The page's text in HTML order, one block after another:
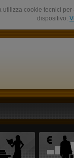
cookie tecnici
dispositivo.